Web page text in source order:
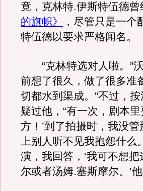
竟，克林特.伊斯特伍德
的旗帜》
，尽管只是一
特伍德以要求严格闻名。
“克林特选对人啦。”沃
前想了很久，做了很多准
切都水到渠成。”不过，
疑过他，“有一次，剧本
方！’到了拍摄时，我没
上别人听不见我抱怨什么
演，我回答，‘我可不想
尔或者汤姆.塞斯摩尔。’